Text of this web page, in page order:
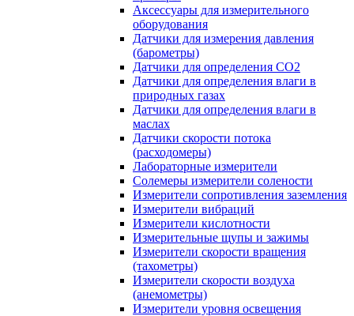
Аксессуары для измерительного
оборудования
Датчики для измерения давления
(барометры)
Датчики для определения CO2
Датчики для определения влаги в
природных газах
Датчики для определения влаги в
маслах
Датчики скорости потока
(расходомеры)
Лабораторные измерители
Солемеры измерители солености
Измерители сопротивления заземления
Измерители вибраций
Измерители кислотности
Измерительные щупы и зажимы
Измерители скорости вращения
(тахометры)
Измерители скорости воздуха
(анемометры)
Измерители уровня освещения